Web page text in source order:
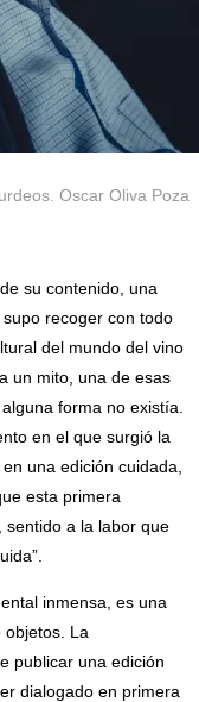
Oscar Oliva Poza
su contenido, una
recoger con todo
del mundo del vino
un mito, una de esas
forma no existía.
en el que surgió la
una edición cuidada,
esta primera
sentido a la labor que
inmensa, es una
objetos. La
publicar una edición
dialogado en primera